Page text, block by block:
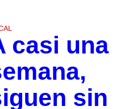
casi una
sin